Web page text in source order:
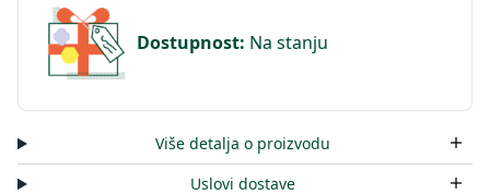
Dostupnost: Na stanju
Više detalja o proizvodu
Uslovi dostave